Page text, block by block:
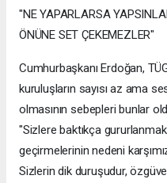
"NE YAPARLARSA
ÖNÜNE SET ÇEKEMEZLER"
Cumhurbaşkanı Erdoğan,
kuruluşların sayısı az ama
olmasının sebepleri bunlar
"Sizlere baktıkça
geçirmelerinin nedeni
Sizlerin dik duruşudur,